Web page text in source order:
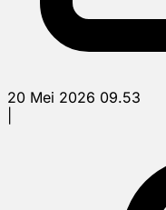
20 Mei 2026 09.53